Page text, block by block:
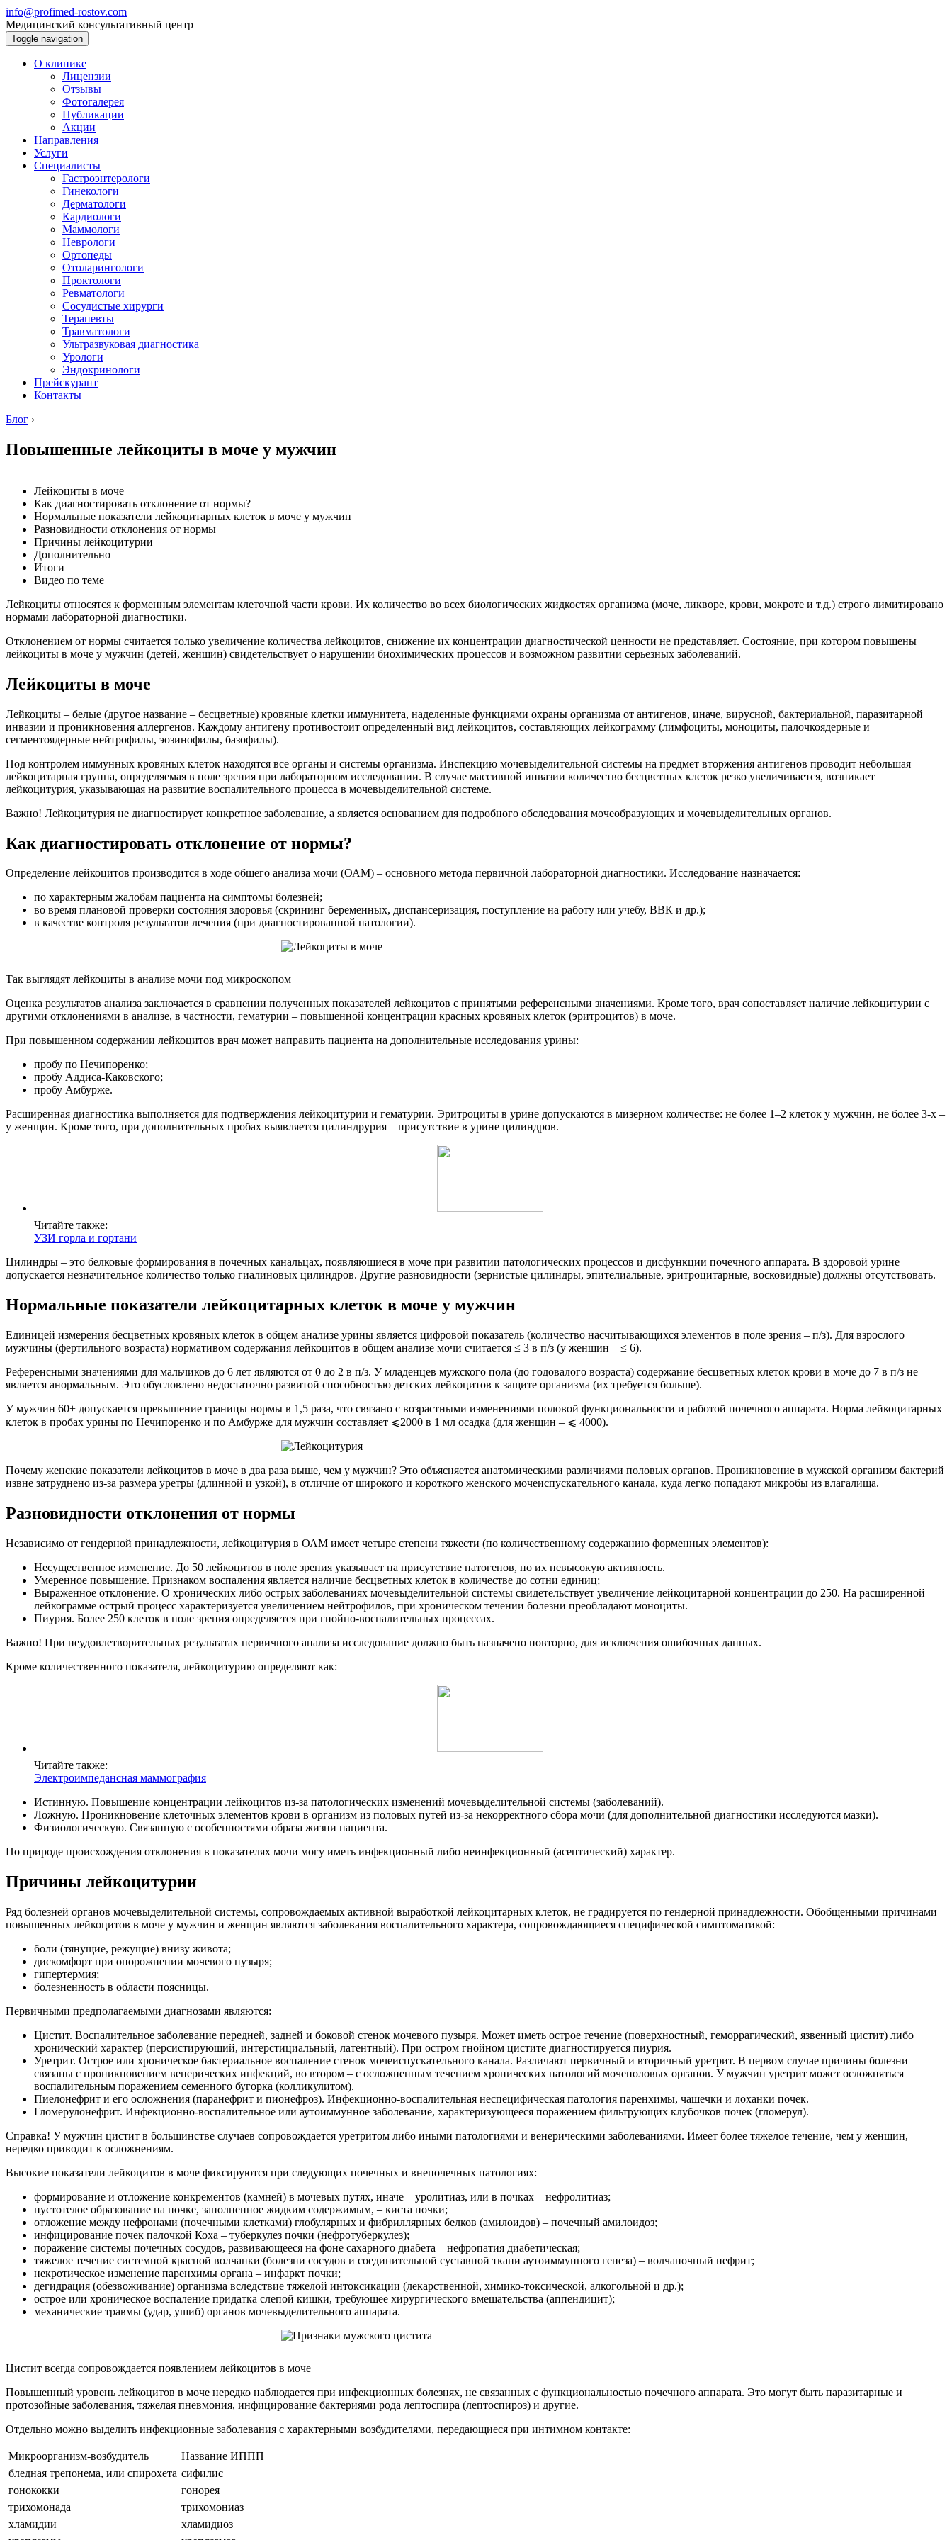
info@profimed-rostov.com
Медицинский консультативный центр
Toggle navigation
О клинике
Лицензии
Отзывы
Фотогалерея
Публикации
Акции
Направления
Услуги
Специалисты
Гастроэнтерологи
Гинекологи
Дерматологи
Кардиологи
Маммологи
Неврологи
Ортопеды
Отоларингологи
Проктологи
Ревматологи
Сосудистые хирурги
Терапевты
Травматологи
Ультразвуковая диагностика
Урологи
Эндокринологи
Прейскурант
Контакты
Блог ›
Повышенные лейкоциты в моче у мужчин
Лейкоциты в моче
Как диагностировать отклонение от нормы?
Нормальные показатели лейкоцитарных клеток в моче у мужчин
Разновидности отклонения от нормы
Причины лейкоцитурии
Дополнительно
Итоги
Видео по теме
Лейкоциты относятся к форменным элементам клеточной части крови. Их количество во всех биологических жидкостях организма (моче, ликворе, крови, мокроте и т.д.) строго лимитировано
нормами лабораторной диагностики.
Отклонением от нормы считается только увеличение количества лейкоцитов, снижение их концентрации диагностической ценности не представляет. Состояние, при котором повышены
лейкоциты в моче у мужчин (детей, женщин) свидетельствует о нарушении биохимических процессов и возможном развитии серьезных заболеваний.
Лейкоциты в моче
Лейкоциты – белые (другое название – бесцветные) кровяные клетки иммунитета, наделенные функциями охраны организма от антигенов, иначе, вирусной, бактериальной, паразитарной
инвазии и проникновения аллергенов. Каждому антигену противостоит определенный вид лейкоцитов, составляющих лейкограмму (лимфоциты, моноциты, палочкоядерные и
сегментоядерные нейтрофилы, эозинофилы, базофилы).
Под контролем иммунных кровяных клеток находятся все органы и системы организма. Инспекцию мочевыделительной системы на предмет вторжения антигенов проводит небольшая
лейкоцитарная группа, определяемая в поле зрения при лабораторном исследовании. В случае массивной инвазии количество бесцветных клеток резко увеличивается, возникает
лейкоцитурия, указывающая на развитие воспалительного процесса в мочевыделительной системе.
Важно! Лейкоцитурия не диагностирует конкретное заболевание, а является основанием для подробного обследования мочеобразующих и мочевыделительных органов.
Как диагностировать отклонение от нормы?
Определение лейкоцитов производится в ходе общего анализа мочи (ОАМ) – основного метода первичной лабораторной диагностики. Исследование назначается:
по характерным жалобам пациента на симптомы болезней;
во время плановой проверки состояния здоровья (скрининг беременных, диспансеризация, поступление на работу или учебу, ВВК и др.);
в качестве контроля результатов лечения (при диагностированной патологии).
Так выглядят лейкоциты в анализе мочи под микроскопом
Оценка результатов анализа заключается в сравнении полученных показателей лейкоцитов с принятыми референсными значениями. Кроме того, врач сопоставляет наличие лейкоцитурии с
другими отклонениями в анализе, в частности, гематурии – повышенной концентрации красных кровяных клеток (эритроцитов) в моче.
При повышенном содержании лейкоцитов врач может направить пациента на дополнительные исследования урины:
пробу по Нечипоренко;
пробу Аддиса-Каковского;
пробу Амбурже.
Расширенная диагностика выполняется для подтверждения лейкоцитурии и гематурии. Эритроциты в урине допускаются в мизерном количестве: не более 1–2 клеток у мужчин, не более 3-х –
у женщин. Кроме того, при дополнительных пробах выявляется цилиндрурия – присутствие в урине цилиндров.
Читайте также:
УЗИ горла и гортани
Цилиндры – это белковые формирования в почечных канальцах, появляющиеся в моче при развитии патологических процессов и дисфункции почечного аппарата. В здоровой урине
допускается незначительное количество только гиалиновых цилиндров. Другие разновидности (зернистые цилиндры, эпителиальные, эритроцитарные, восковидные) должны отсутствовать.
Нормальные показатели лейкоцитарных клеток в моче у мужчин
Единицей измерения бесцветных кровяных клеток в общем анализе урины является цифровой показатель (количество насчитывающихся элементов в поле зрения – п/з). Для взрослого
мужчины (фертильного возраста) нормативом содержания лейкоцитов в общем анализе мочи считается ≤ 3 в п/з (у женщин – ≤ 6).
Референсными значениями для мальчиков до 6 лет являются от 0 до 2 в п/з. У младенцев мужского пола (до годовалого возраста) содержание бесцветных клеток крови в моче до 7 в п/з не
является анормальным. Это обусловлено недостаточно развитой способностью детских лейкоцитов к защите организма (их требуется больше).
У мужчин 60+ допускается превышение границы нормы в 1,5 раза, что связано с возрастными изменениями половой функциональности и работой почечного аппарата. Норма лейкоцитарных
клеток в пробах урины по Нечипоренко и по Амбурже для мужчин составляет ⩽2000 в 1 мл осадка (для женщин – ⩽ 4000).
Почему женские показатели лейкоцитов в моче в два раза выше, чем у мужчин? Это объясняется анатомическими различиями половых органов. Проникновение в мужской организм бактерий
извне затруднено из-за размера уретры (длинной и узкой), в отличие от широкого и короткого женского мочеиспускательного канала, куда легко попадают микробы из влагалища.
Разновидности отклонения от нормы
Независимо от гендерной принадлежности, лейкоцитурия в ОАМ имеет четыре степени тяжести (по количественному содержанию форменных элементов):
Несущественное изменение. До 50 лейкоцитов в поле зрения указывает на присутствие патогенов, но их невысокую активность.
Умеренное повышение. Признаком воспаления является наличие бесцветных клеток в количестве до сотни единиц;
Выраженное отклонение. О хронических либо острых заболеваниях мочевыделительной системы свидетельствует увеличение лейкоцитарной концентрации до 250. На расширенной
лейкограмме острый процесс характеризуется увеличением нейтрофилов, при хроническом течении болезни преобладают моноциты.
Пиурия. Более 250 клеток в поле зрения определяется при гнойно-воспалительных процессах.
Важно! При неудовлетворительных результатах первичного анализа исследование должно быть назначено повторно, для исключения ошибочных данных.
Кроме количественного показателя, лейкоцитурию определяют как:
Читайте также:
Электроимпедансная маммография
Истинную. Повышение концентрации лейкоцитов из-за патологических изменений мочевыделительной системы (заболеваний).
Ложную. Проникновение клеточных элементов крови в организм из половых путей из-за некорректного сбора мочи (для дополнительной диагностики исследуются мазки).
Физиологическую. Связанную с особенностями образа жизни пациента.
По природе происхождения отклонения в показателях мочи могу иметь инфекционный либо неинфекционный (асептический) характер.
Причины лейкоцитурии
Ряд болезней органов мочевыделительной системы, сопровождаемых активной выработкой лейкоцитарных клеток, не градируется по гендерной принадлежности. Обобщенными причинами
повышенных лейкоцитов в моче у мужчин и женщин являются заболевания воспалительного характера, сопровождающиеся специфической симптоматикой:
боли (тянущие, режущие) внизу живота;
дискомфорт при опорожнении мочевого пузыря;
гипертермия;
болезненность в области поясницы.
Первичными предполагаемыми диагнозами являются:
Цистит. Воспалительное заболевание передней, задней и боковой стенок мочевого пузыря. Может иметь острое течение (поверхностный, геморрагический, язвенный цистит) либо
хронический характер (персистирующий, интерстициальный, латентный). При остром гнойном цистите диагностируется пиурия.
Уретрит. Острое или хроническое бактериальное воспаление стенок мочеиспускательного канала. Различают первичный и вторичный уретрит. В первом случае причины болезни
связаны с проникновением венерических инфекций, во втором – с осложненным течением хронических патологий мочеполовых органов. У мужчин уретрит может осложняться
воспалительным поражением семенного бугорка (колликулитом).
Пиелонефрит и его осложнения (паранефрит и пионефроз). Инфекционно-воспалительная неспецифическая патология паренхимы, чашечки и лоханки почек.
Гломерулонефрит. Инфекционно-воспалительное или аутоиммунное заболевание, характеризующееся поражением фильтрующих клубочков почек (гломерул).
Справка! У мужчин цистит в большинстве случаев сопровождается уретритом либо иными патологиями и венерическими заболеваниями. Имеет более тяжелое течение, чем у женщин,
нередко приводит к осложнениям.
Высокие показатели лейкоцитов в моче фиксируются при следующих почечных и внепочечных патологиях:
формирование и отложение конкрементов (камней) в мочевых путях, иначе – уролитиаз, или в почках – нефролитиаз;
пустотелое образование на почке, заполненное жидким содержимым, – киста почки;
отложение между нефронами (почечными клетками) глобулярных и фибриллярных белков (амилоидов) – почечный амилоидоз;
инфицирование почек палочкой Коха – туберкулез почки (нефротуберкулез);
поражение системы почечных сосудов, развивающееся на фоне сахарного диабета – нефропатия диабетическая;
тяжелое течение системной красной волчанки (болезни сосудов и соединительной суставной ткани аутоиммунного генеза) – волчаночный нефрит;
некротическое изменение паренхимы органа – инфаркт почки;
дегидрация (обезвоживание) организма вследствие тяжелой интоксикации (лекарственной, химико-токсической, алкогольной и др.);
острое или хроническое воспаление придатка слепой кишки, требующее хирургического вмешательства (аппендицит);
механические травмы (удар, ушиб) органов мочевыделительного аппарата.
Цистит всегда сопровождается появлением лейкоцитов в моче
Повышенный уровень лейкоцитов в моче нередко наблюдается при инфекционных болезнях, не связанных с функциональностью почечного аппарата. Это могут быть паразитарные и
протозойные заболевания, тяжелая пневмония, инфицирование бактериями рода лептоспира (лептоспироз) и другие.
Отдельно можно выделить инфекционные заболевания с характерными возбудителями, передающиеся при интимном контакте:
Микроорганизм-возбудитель
Название ИППП
бледная трепонема, или спирохета сифилис
гонококки
гонорея
трихомонада
трихомониаз
хламидии
хламидиоз